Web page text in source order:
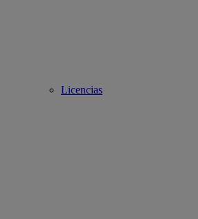
Licencias